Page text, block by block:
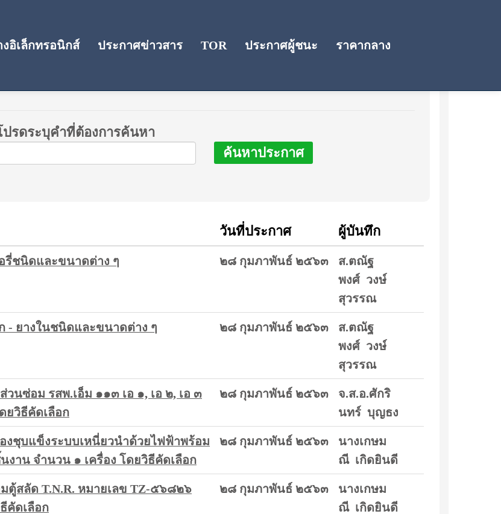
อิเล็กทรอนิกส์ ประกาศข่าวสาร TOR ประกาศผู้ชนะ ราคากลาง
ปรดระบุคำที่ต้องการค้นหา
ค้นหาประกาศ
วันที่ประกาศ ผู้บันทึก
รี่ชนิดและขนาดต่าง ๆ ๒๘ กุมภาพันธ์ ๒๕๖๓
ส.ตณัฐ
พงศ์ วงษ์
สุวรรณ
- ยางในชนิดและขนาดต่าง ๆ ๒๘ กุมภาพันธ์ ๒๕๖๓
ส.ตณัฐ
พงศ์ วงษ์
สุวรรณ
นซ่อม รสพ.เอ็ม ๑๑๓ เอ ๑, เอ ๒, เอ ๓
ยวิธีคัดเลือก
๒๘ กุมภาพันธ์ ๒๕๖๓
จ.ส.อ.ศักริ
นทร์ บุญธง
งชุบแข็งระบบเหนี่ยวนำด้วยไฟฟ้าพร้อม
าน จำนวน ๑ เครื่อง โดยวิธีคัดเลือก
๒๘ กุมภาพันธ์ ๒๕๖๓
นางเกษม
ณี เกิดยินดี
ตู้สลัด T.N.R. หมายเลข TZ-๕๖๘๒๖
คัดเลือก
๒๘ กุมภาพันธ์ ๒๕๖๓
นางเกษม
ณี เกิดยินดี